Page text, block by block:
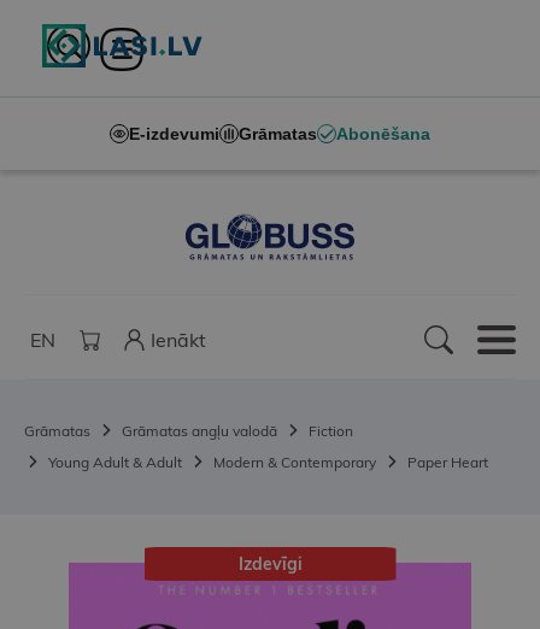
E-izdevumi Grāmatas Abonēšana
EN Ienākt
Grāmatas Grāmatas angļu valodā
Fiction
Young Adult & Adult
Modern & Contemporary Paper Heart
Izdevīgi